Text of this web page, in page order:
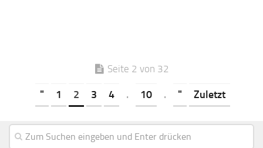
Seite 2 von 32
" 1 2 3 4 . 10 . " Zuletzt